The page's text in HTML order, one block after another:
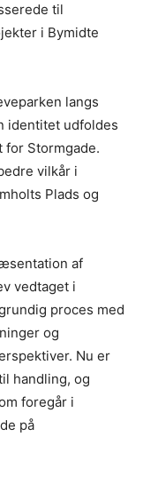
til
i Bymidte
langs
identitet udfoldes
for Stormgade.
vilkår i
Plads og
af
vedtaget i
proces med
og
Nu er
handling, og
foregår i
på